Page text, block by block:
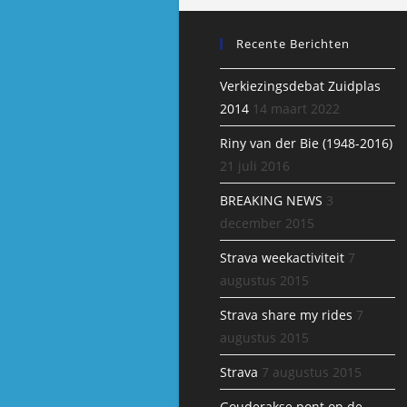
Recente Berichten
Verkiezingsdebat Zuidplas
2014 14 maart 2022
Riny van der Bie (1948-2016)
21 juli 2016
BREAKING NEWS 3
december 2015
Strava weekactiviteit 7
augustus 2015
Strava share my rides 7
augustus 2015
Strava 7 augustus 2015